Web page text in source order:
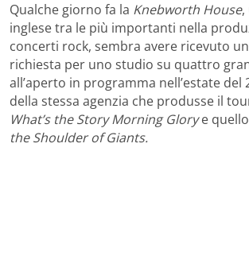
Qualche giorno fa la Knebworth House,
inglese tra le più importanti nella
concerti rock, sembra avere ricevuto
richiesta per uno studio su quattro
all’aperto in programma nell’estate del
della stessa agenzia che produsse il
What’s the Story Morning Glorye
the Shoulder of Giants.